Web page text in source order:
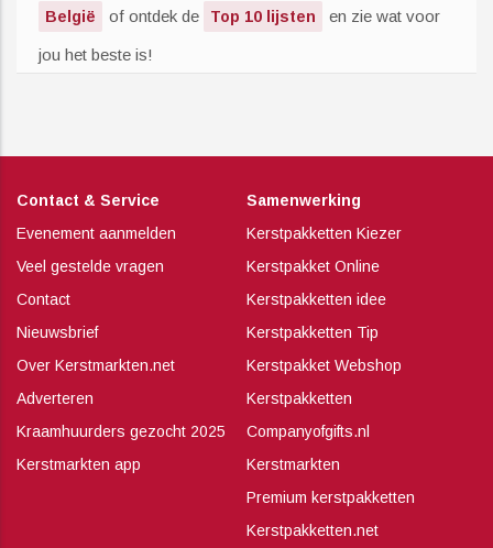
België of ontdek de Top 10 lijsten en zie wat voor
jou het beste is!
Contact & Service
Evenement aanmelden
Veel gestelde vragen
Contact
Nieuwsbrief
Over Kerstmarkten.net
Adverteren
Kraamhuurders gezocht 2025
Kerstmarkten app
Samenwerking
Kerstpakketten Kiezer
Kerstpakket Online
Kerstpakketten idee
Kerstpakketten Tip
Kerstpakket Webshop
Kerstpakketten
Companyofgifts.nl
Kerstmarkten
Premium kerstpakketten
Kerstpakketten.net